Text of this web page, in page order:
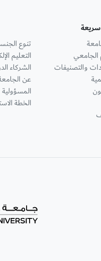
الجامعي
والتصنيفات
تنوع
التعليم
الشركاء
عن
الخطة